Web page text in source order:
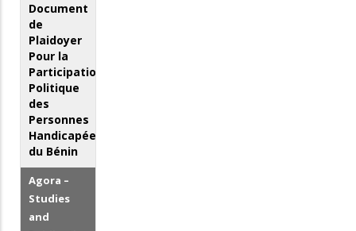
Document
de
Plaidoyer
Pour la
Participation
Politique
des
Personnes
Handicapées
du Bénin
Agora –
Studies
and